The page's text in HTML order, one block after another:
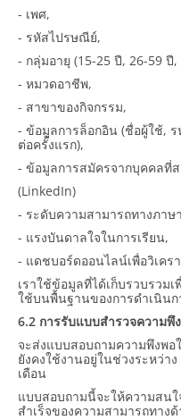
- เพศ,
- รหัสไปรษณีย์,
- กลุ่มอายุ (15-25 ปี, 26-59 ปี,
- หมวดอาชีพ,
- สาขาของกิจกรรม,
- ข้อมูลการล็อกอิน (ชื่อผู้ใช้, ร
ต่อครั้งแรก),
- ข้อมูลการสมัครจากบุคคลที่
(LinkedIn)
- ระดับความสามารถทางภาษ
- แรงบันดาลใจในการเรียน,
- แดชบอร์ดออนไลน์เพื่อวิเคร
เราใช้ข้อมูลที่ได้เก็บรวบรวม
ใช้บนพื้นฐานของการดำเนิน
6.2 การรับแบบสำรวจความพึ
จะส่งแบบสอบถามความพึงพอ
ยังคงใช้งานอยู่ในช่วงระหว่
เดือน
แบบสอบถามนี้จะให้ความสน
สำเร็จของความสามารถทาง